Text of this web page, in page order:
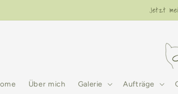
Jetzt
Über mich Galerie Aufträge